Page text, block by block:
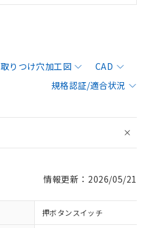
取りつけ穴加工図
CAD
規格認証/適合状況
情報更新：2026/05/21
押ボタンスイッチ